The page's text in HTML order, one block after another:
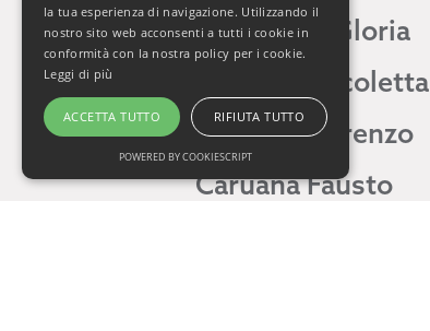
Campaner Gloria
Carbone Nicoletta
Carbone Lorenzo
Caruana Fausto
la tua esperienza di navigazione. Utilizzando il
nostro sito web acconsenti a tutti i cookie in
conformità con la nostra policy per i cookie.
Leggi di più
ACCETTA TUTTO RIFIUTA TUTTO
POWERED BY COOKIESCRIPT